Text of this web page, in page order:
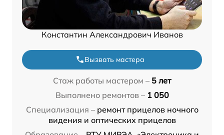
Константин Александрович Иванов
Вызвать мастера
Стаж работы мастером – 5 лет
Выполнено ремонтов – 1 050
Специализация – ремонт прицелов ночного
видения и оптических прицелов